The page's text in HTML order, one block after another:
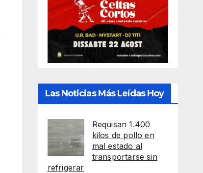
Las Noticias Más Leídas Hoy
Requisan 1.400
kilos de pollo en
mal estado al
transportarse sin
refrigerar